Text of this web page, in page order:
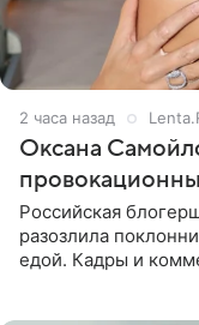
2 часа назад
Оксана
Российская
разозлила
едой. Кадры и